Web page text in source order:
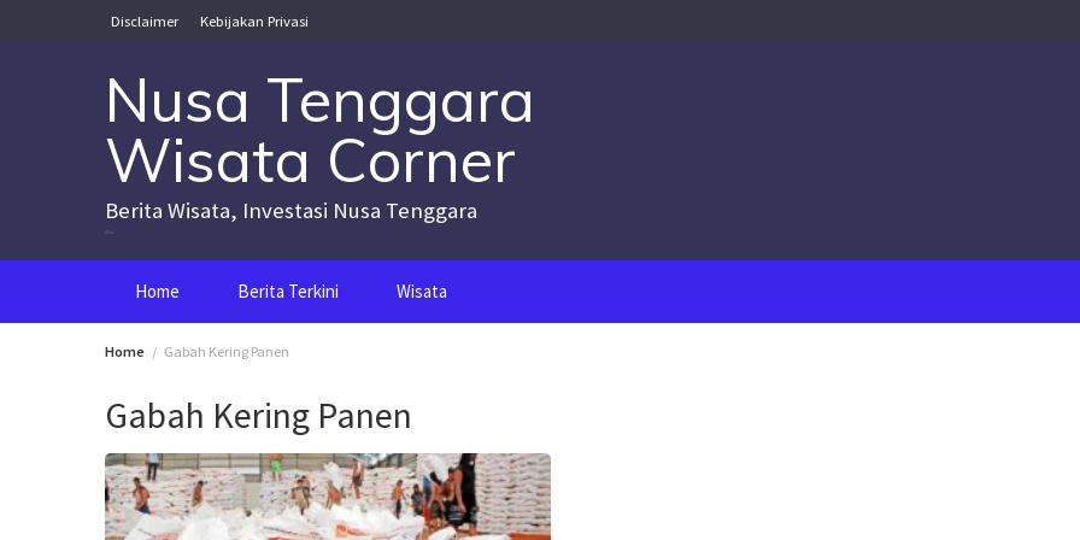
Disclaimer Kebijakan Privasi
Nusa Tenggara
Wisata Corner
Berita Wisata, Investasi Nusa Tenggara
Home Berita Terkini Wisata
Home Gabah Kering Panen
Gabah Kering Panen